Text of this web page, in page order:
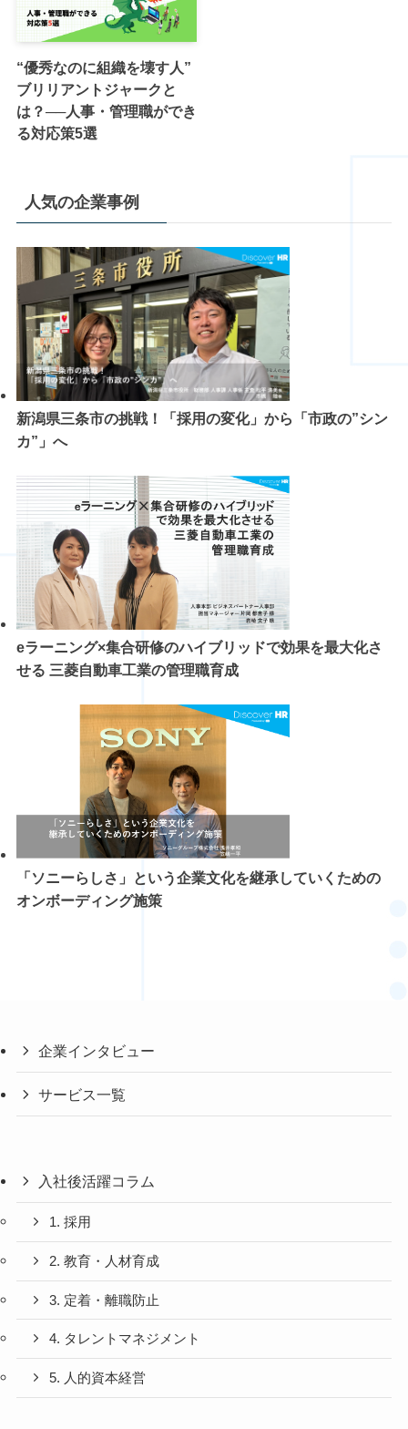
“優秀なのに組織を壊す人”
ブリリアントジャークと
は？──人事・管理職ができ
る対応策5選
人気の企業事例
新潟県三条市の挑戦！「採用の変化」から「市政の”シン
カ”」へ
eラーニング×集合研修のハイブリッドで効果を最大化さ
せる 三菱自動車工業の管理職育成
「ソニーらしさ」という企業文化を継承していくための
オンボーディング施策
企業インタビュー
サービス一覧
入社後活躍コラム
1. 採用
2. 教育・人材育成
3. 定着・離職防止
4. タレントマネジメント
5. 人的資本経営